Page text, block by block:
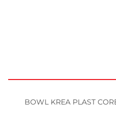
BOWL KREA PLAST